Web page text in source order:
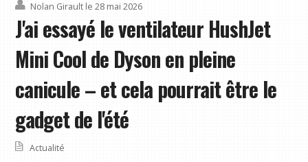
Nolan Girault le 28 mai 2026
J'ai essayé le ventilateur HushJet
Mini Cool de Dyson en pleine
canicule – et cela pourrait être le
gadget de l'été
Actualité